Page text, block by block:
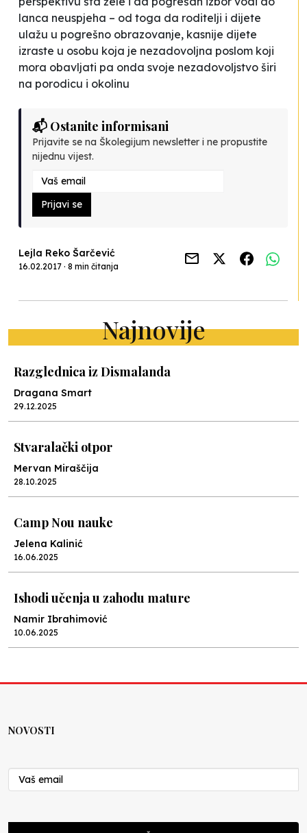
lanca neuspjeha – od toga da roditelji i dijete
ulažu u pogrešno obrazovanje, kasnije dijete
izraste u osobu koja je nezadovoljna poslom koji
mora obavljati pa onda svoje nezadovoljstvo širi
na porodicu i okolinu
📬 Ostanite informisani
Prijavite se na Školegijum newsletter i ne propustite
nijednu vijest.
Prijavi se
Lejla Reko Šarčević
16.02.2017 · 8 min čitanja
Najnovije
Razglednica iz Dismalanda
Dragana Smart
29.12.2025
Stvaralački otpor
Mervan Miraščija
28.10.2025
Camp Nou nauke
Jelena Kalinić
16.06.2025
Ishodi učenja u zahodu mature
Namir Ibrahimović
10.06.2025
Nenad Veličković
29.10.2024
Cuke i djeca
NOVOSTI